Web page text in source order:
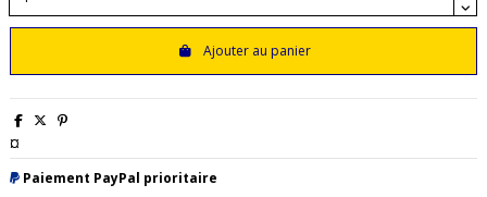
Ajouter au panier
¤
Paiement PayPal prioritaire